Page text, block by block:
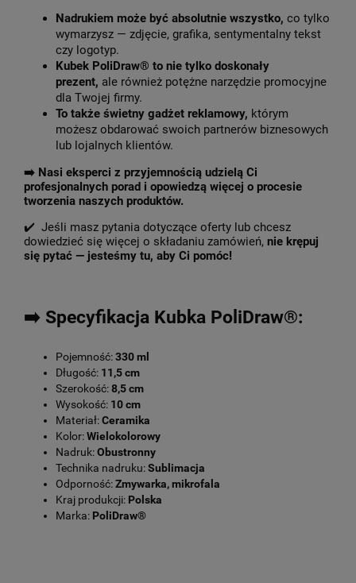
Nadrukiem może być absolutnie wszystko, co tylko
wymarzysz — zdjęcie, grafika, sentymentalny tekst
czy logotyp.
Kubek PoliDraw® to nie tylko doskonały
prezent, ale również potężne narzędzie promocyjne
dla Twojej firmy.
To także świetny gadżet reklamowy, którym
możesz obdarować swoich partnerów biznesowych
lub lojalnych klientów.
➡️ Nasi eksperci z przyjemnością udzielą Ci
profesjonalnych porad i opowiedzą więcej o procesie
tworzenia naszych produktów.
✔️ Jeśli masz pytania dotyczące oferty lub chcesz
dowiedzieć się więcej o składaniu zamówień, nie krępuj
się pytać — jesteśmy tu, aby Ci pomóc!
➡️ Specyfikacja Kubka PoliDraw®:
Pojemność:330 ml
Długość: 11,5 cm
Szerokość:8,5 cm
Wysokość: 10 cm
Materiał:Ceramika
Kolor:Wielokolorowy
Nadruk:Obustronny
Technika nadruku:Sublimacja
Odporność:Zmywarka, mikrofala
Kraj produkcji: Polska
Marka: PoliDraw®